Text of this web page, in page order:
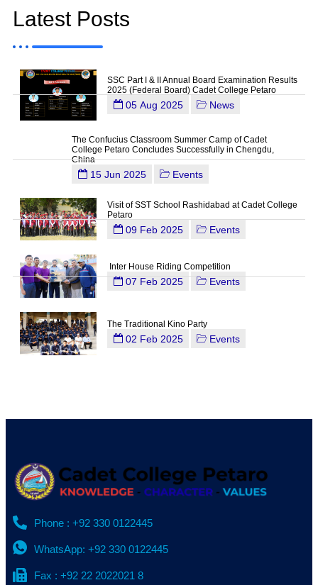
Latest Posts
SSC Part I & II Annual Board Examination Results
2025 (Federal Board) Cadet College Petaro
05 Aug 2025 News
The Confucius Classroom Summer Camp of Cadet
College Petaro Concludes Successfully in Chengdu,
China
15 Jun 2025 Events
Visit of SST School Rashidabad at Cadet College
Petaro
09 Feb 2025 Events
Inter House Riding Competition
07 Feb 2025 Events
The Traditional Kino Party
02 Feb 2025 Events
Phone : +92 330 0122445
WhatsApp: +92 330 0122445
Fax : +92 22 2022021 8